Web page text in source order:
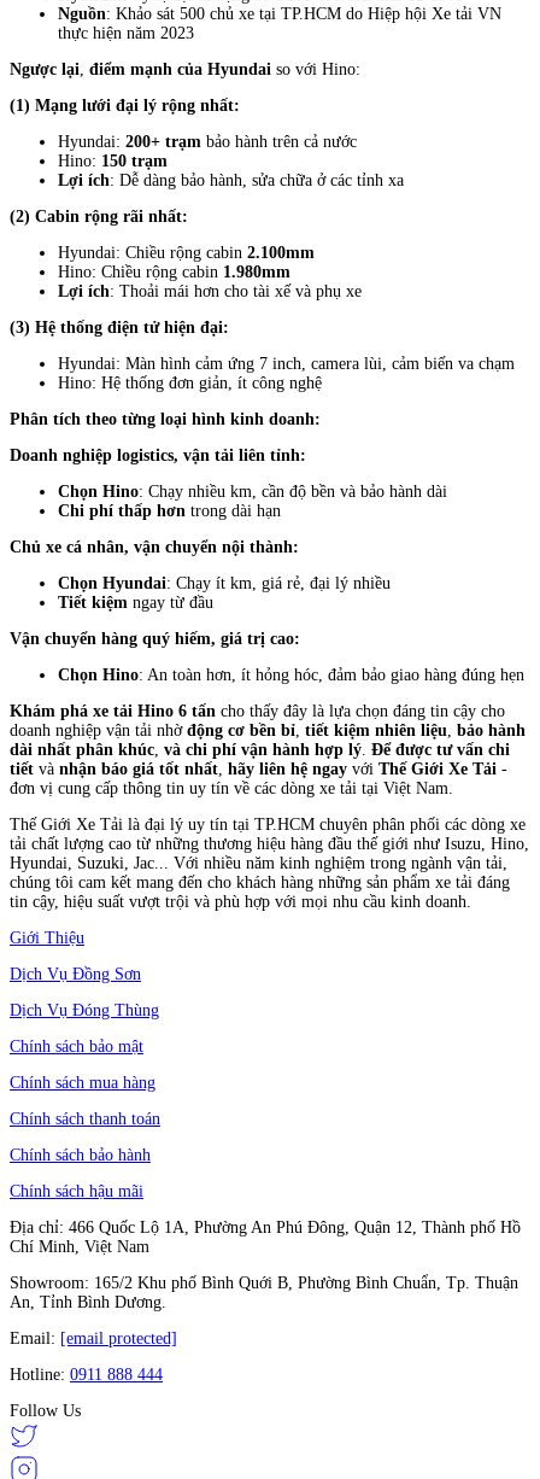
Nguồn: Khảo sát 500 chủ xe tại TP.HCM do Hiệp hội Xe tải VN
thực hiện năm 2023
Ngược lại, điểm mạnh của Hyundai so với Hino:
(1) Mạng lưới đại lý rộng nhất:
Hyundai: 200+ trạm bảo hành trên cả nước
Hino: 150 trạm
Lợi ích: Dễ dàng bảo hành, sửa chữa ở các tỉnh xa
(2) Cabin rộng rãi nhất:
Hyundai: Chiều rộng cabin 2.100mm
Hino: Chiều rộng cabin 1.980mm
Lợi ích: Thoải mái hơn cho tài xế và phụ xe
(3) Hệ thống điện tử hiện đại:
Hyundai: Màn hình cảm ứng 7 inch, camera lùi, cảm biến va chạm
Hino: Hệ thống đơn giản, ít công nghệ
Phân tích theo từng loại hình kinh doanh:
Doanh nghiệp logistics, vận tải liên tỉnh:
Chọn Hino: Chạy nhiều km, cần độ bền và bảo hành dài
Chi phí thấp hơn trong dài hạn
Chủ xe cá nhân, vận chuyển nội thành:
Chọn Hyundai: Chạy ít km, giá rẻ, đại lý nhiều
Tiết kiệm ngay từ đầu
Vận chuyển hàng quý hiếm, giá trị cao:
Chọn Hino: An toàn hơn, ít hỏng hóc, đảm bảo giao hàng đúng hẹn
Khám phá xe tải Hino 6 tấn cho thấy đây là lựa chọn đáng tin cậy cho
doanh nghiệp vận tải nhờ động cơ bền bỉ, tiết kiệm nhiên liệu, bảo hành
dài nhất phân khúc, và chi phí vận hành hợp lý. Để được tư vấn chi
tiết và nhận báo giá tốt nhất, hãy liên hệ ngay với Thế Giới Xe Tải -
đơn vị cung cấp thông tin uy tín về các dòng xe tải tại Việt Nam.
Thế Giới Xe Tải là đại lý uy tín tại TP.HCM chuyên phân phối các dòng xe
tải chất lượng cao từ những thương hiệu hàng đầu thế giới như Isuzu, Hino,
Hyundai, Suzuki, Jac... Với nhiều năm kinh nghiệm trong ngành vận tải,
chúng tôi cam kết mang đến cho khách hàng những sản phẩm xe tải đáng
tin cậy, hiệu suất vượt trội và phù hợp với mọi nhu cầu kinh doanh.
Giới Thiệu
Dịch Vụ Đồng Sơn
Dịch Vụ Đóng Thùng
Chính sách bảo mật
Chính sách mua hàng
Chính sách thanh toán
Chính sách bảo hành
Chính sách hậu mãi
Địa chỉ: 466 Quốc Lộ 1A, Phường An Phú Đông, Quận 12, Thành phố Hồ
Chí Minh, Việt Nam
Showroom: 165/2 Khu phố Bình Quới B, Phường Bình Chuẩn, Tp. Thuận
An, Tỉnh Bình Dương.
Email: [email protected]
Hotline: 0911 888 444
Follow Us